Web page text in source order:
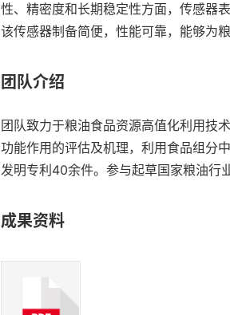
性、精密度和长期稳定性方面，传感器
该传感器制备简便，性能可靠，能够为
团队介绍
团队致力于粮油食品资源高值化利用技
功能作用的评估及机理，利用食品组分
发明专利40余件。参与起草国家粮油行
成果资料